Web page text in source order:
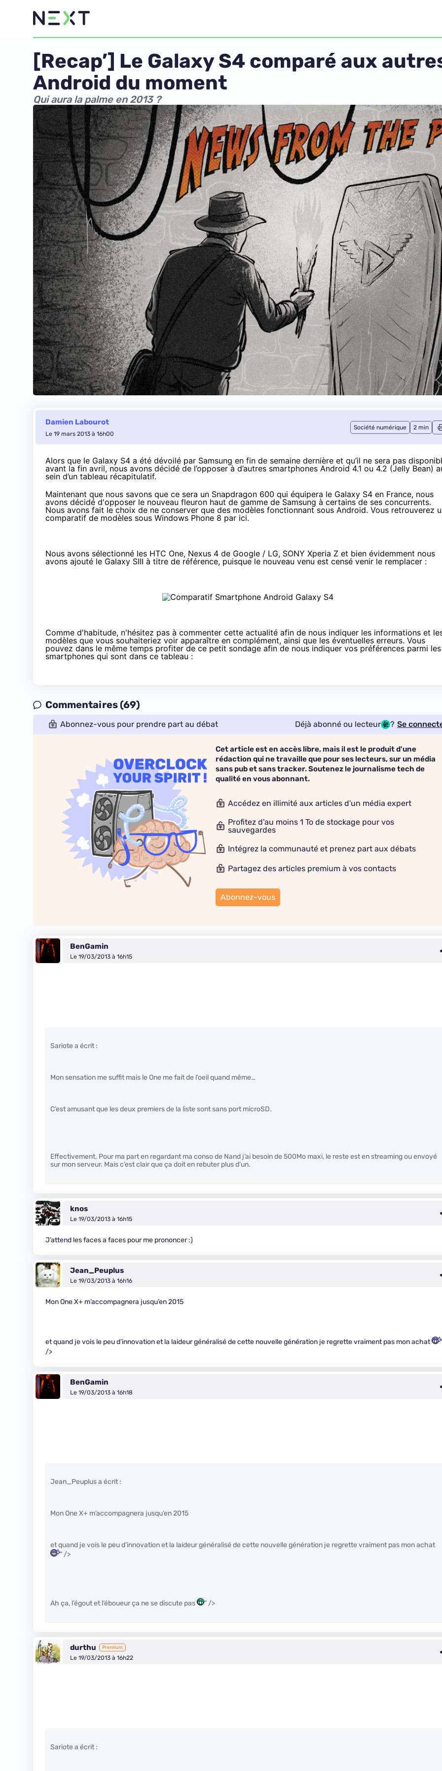
[Recap’] Le Galaxy S4 comparé aux
Android du moment
Qui aura la palme en 2013 ?
Damien Labourot
Le 19 mars 2013 à 16h00
Société numérique 2 min
Alors que le Galaxy S4 a été dévoilé par Samsung en fin de semaine dernière et qu’il ne sera pas
avant la fin avril, nous avons décidé de l’opposer à d’autres smartphones Android 4.1 ou 4.2 (Jelly Bean)
sein d’un tableau récapitulatif.
Maintenant que nous savons que ce sera un Snapdragon 600 qui équipera le Galaxy S4 en France, nous
avons décidé d'opposer le nouveau fleuron haut de gamme de Samsung à certains de ses concurrents.
Nous avons fait le choix de ne conserver que des modèles fonctionnant sous Android. Vous retrouverez
comparatif de modèles sous Windows Phone 8 par ici.
Nous avons sélectionné les HTC One, Nexus 4 de Google / LG, SONY Xperia Z et bien évidemment nous
avons ajouté le Galaxy SIII à titre de référence, puisque le nouveau venu est censé venir le remplacer :
Comme d'habitude, n'hésitez pas à commenter cette actualité afin de nous indiquer les informations et
modèles que vous souhaiteriez voir apparaître en complément, ainsi que les éventuelles erreurs. Vous
pouvez dans le même temps profiter de ce petit sondage afin de nous indiquer vos préférences parmi les
smartphones qui sont dans ce tableau :
Commentaires (69)
Abonnez-vous pour prendre part au débat Déjà abonné ou lecteur ? Se
Cet article est en accès libre, mais il est le produit d'une
rédaction qui ne travaille que pour ses lecteurs, sur un média
sans pub et sans tracker. Soutenez le journalisme tech de
qualité en vous abonnant.
Accédez en illimité aux articles d'un média expert
Profitez d'au moins 1 To de stockage pour vos
sauvegardes
Intégrez la communauté et prenez part aux débats
Partagez des articles premium à vos contacts
Abonnez-vous
BenGamin
Le 19/03/2013 à 16h15
Sariote a écrit :
Mon sensation me suffit mais le One me fait de l’oeil quand même…
C’est amusant que les deux premiers de la liste sont sans port microSD.
Effectivement. Pour ma part en regardant ma conso de Nand j’ai besoin de 500Mo maxi, le reste est en streaming ou envoyé
sur mon serveur. Mais c’est clair que ça doit en rebuter plus d’un.
knos
Le 19/03/2013 à 16h15
J’attend les faces a faces pour me prononcer :)
Jean_Peuplus
Le 19/03/2013 à 16h16
Mon One X+ m’accompagnera jusqu’en 2015
et quand je vois le peu d’innovation et la laideur généralisé de cette nouvelle génération je regrette vraiment pas mon achat
/>
BenGamin
Le 19/03/2013 à 16h18
Jean_Peuplus a écrit :
Mon One X+ m’accompagnera jusqu’en 2015
et quand je vois le peu d’innovation et la laideur généralisé de cette nouvelle génération je regrette vraiment pas mon achat
" />
Ah ça, l’égout et l’éboueur ça ne se discute pas " />
durthu Premium
Le 19/03/2013 à 16h22
Sariote a écrit :